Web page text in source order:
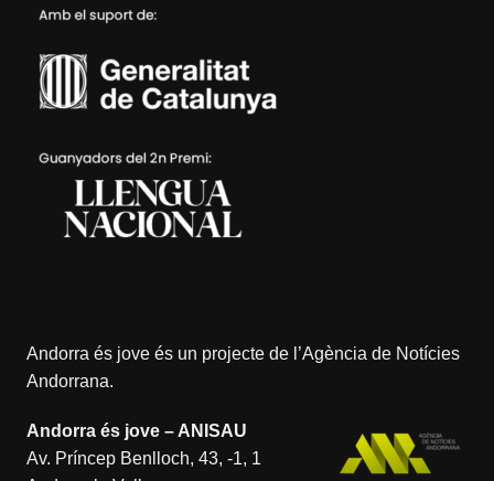
Andorra és jove és un projecte de l’Agència de Notícies
Andorrana.
Andorra és jove – ANISAU
Av. Príncep Benlloch, 43, -1, 1